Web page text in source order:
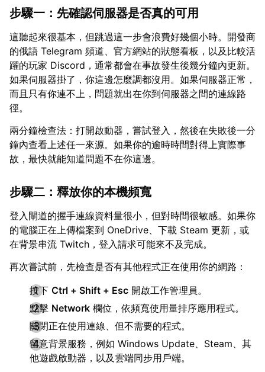
步驟一：先確認伺服器是否真的可用
這聽起來很基本，但跳過這一步會浪費好幾個小時。開發商
的俄語 Telegram 頻道、官方網站的狀態看板，以及比較活
躍的玩家 Discord，通常都會在事故發生後幾分鐘內更新。
如果伺服器掛了，你這邊怎麼調都沒用。如果伺服器正常，
而且只有你連不上，問題就出在你到伺服器之間的連線路
徑。
兩分鐘檢查法：打開啟動器，嘗試登入，然後在失敗後一分
鐘內查看上述任一來源。如果你的逾時時間對得上實際事
故，最快就能知道問題不在你這邊。
步驟二：釋放你的本機頻寬
登入閘道的握手連線資料量很小，但對時間很敏感。如果你
的電腦正在上傳檔案到 OneDrive、下載 Steam 更新，或
在背景串流 Twitch，登入請求可能來不及完成。
再次嘗試前，先檢查是否有其他程式正在使用你的網路：
按下 Ctrl + Shift + Esc 開啟工作管理員。
點擊 Network 欄位，依頻寬使用量排序應用程式。
關閉正在使用連線、但不需要的程式。
留意背景服務，例如 Windows Update、Steam、其
他遊戲啟動器，以及雲端同步用戶端。